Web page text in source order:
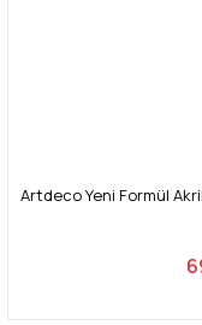
Artdeco Yeni Formül